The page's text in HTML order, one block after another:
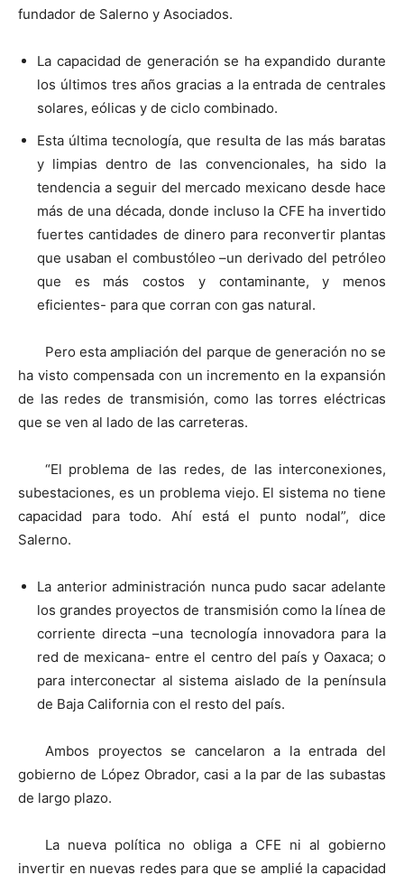
fundador de Salerno y Asociados.
La capacidad de generación se ha expandido durante
los últimos tres años gracias a la entrada de centrales
solares, eólicas y de ciclo combinado.
Esta última tecnología, que resulta de las más baratas
y limpias dentro de las convencionales, ha sido la
tendencia a seguir del mercado mexicano desde hace
más de una década, donde incluso la CFE ha invertido
fuertes cantidades de dinero para reconvertir plantas
que usaban el combustóleo –un derivado del petróleo
que es más costos y contaminante, y menos
eficientes- para que corran con gas natural.
Pero esta ampliación del parque de generación no se
ha visto compensada con un incremento en la expansión
de las redes de transmisión, como las torres eléctricas
que se ven al lado de las carreteras.
“El problema de las redes, de las interconexiones,
subestaciones, es un problema viejo. El sistema no tiene
capacidad para todo. Ahí está el punto nodal”, dice
Salerno.
La anterior administración nunca pudo sacar adelante
los grandes proyectos de transmisión como la línea de
corriente directa –una tecnología innovadora para la
red de mexicana- entre el centro del país y Oaxaca; o
para interconectar al sistema aislado de la península
de Baja California con el resto del país.
Ambos proyectos se cancelaron a la entrada del
gobierno de López Obrador, casi a la par de las subastas
de largo plazo.
La nueva política no obliga a CFE ni al gobierno
invertir en nuevas redes para que se amplié la capacidad